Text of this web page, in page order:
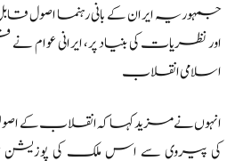
جمہوریہ ایران کے بانی رہنما اصول
اسلامی انقلاب
انہوں نے مزید کہا کہ انقلاب کے
کی پیروی سے اس ملک کی پوزیشن